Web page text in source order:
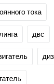
тока
двс